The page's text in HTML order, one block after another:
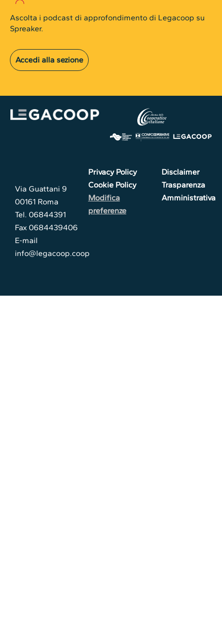
Ascolta i podcast di approfondimento di Legacoop su
Spreaker.
Accedi alla sezione
Via Guattani 9
00161 Roma
Tel. 06844391
Fax 0684439406
E-mail
info@legacoop.coop
Privacy Policy
Cookie Policy
Modifica
preferenze
Disclaimer
Trasparenza
Amministrativa